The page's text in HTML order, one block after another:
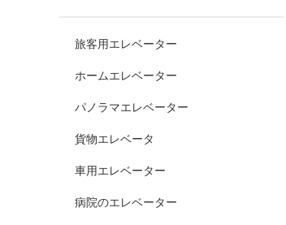
旅客用エレベーター
ホームエレベーター
パノラマエレベーター
貨物エレベータ
車用エレベーター
病院のエレベーター